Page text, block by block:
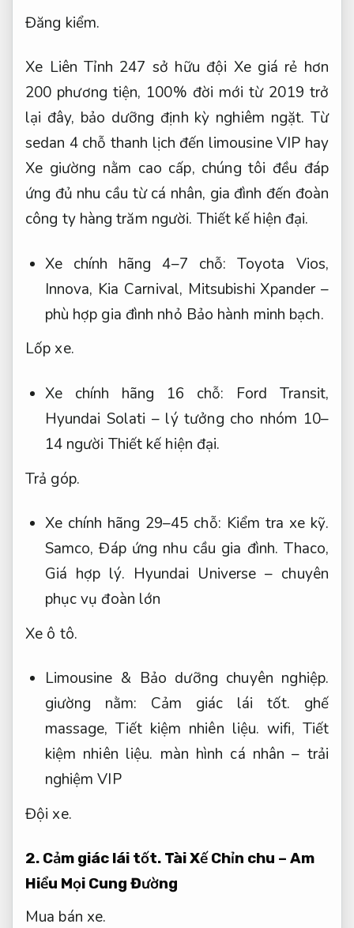
Đăng kiểm.
Xe Liên Tỉnh 247 sở hữu đội Xe giá rẻ hơn
200 phương tiện, 100% đời mới từ 2019 trở
lại đây, bảo dưỡng định kỳ nghiêm ngặt. Từ
sedan 4 chỗ thanh lịch đến limousine VIP hay
Xe giường nằm cao cấp, chúng tôi đều đáp
ứng đủ nhu cầu từ cá nhân, gia đình đến đoàn
công ty hàng trăm người. Thiết kế hiện đại.
Xe chính hãng 4–7 chỗ: Toyota Vios,
Innova, Kia Carnival, Mitsubishi Xpander –
phù hợp gia đình nhỏ Bảo hành minh bạch.
Lốp xe.
Xe chính hãng 16 chỗ: Ford Transit,
Hyundai Solati – lý tưởng cho nhóm 10–
14 người Thiết kế hiện đại.
Trả góp.
Xe chính hãng 29–45 chỗ: Kiểm tra xe kỹ.
Samco,Đáp ứng nhu cầu gia đình. Thaco,
Giá hợp lý. Hyundai Universe – chuyên
phục vụ đoàn lớn
Xe ô tô.
Limousine & Bảo dưỡng chuyên nghiệp.
giường nằm: Cảm giác lái tốt. ghế
massage,Tiết kiệm nhiên liệu. wifi, Tiết
kiệm nhiên liệu. màn hình cá nhân – trải
nghiệm VIP
Đội xe.
2. Cảm giác lái tốt. Tài Xế Chỉn chu – Am
Hiểu Mọi Cung Đường
Mua bán xe.